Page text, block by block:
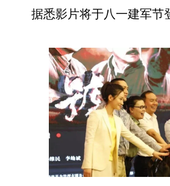
据悉影片将于八一建军节